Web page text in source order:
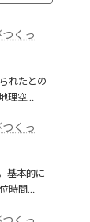
くっ
れたとの
理空…
くっ
基本的に
時間…